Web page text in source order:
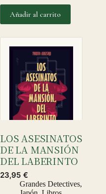
Añadir al carrito
LOS ASESINATOS
DE LA MANSIÓN
DEL LABERINTO
23,95 €
Grandes Detectives,